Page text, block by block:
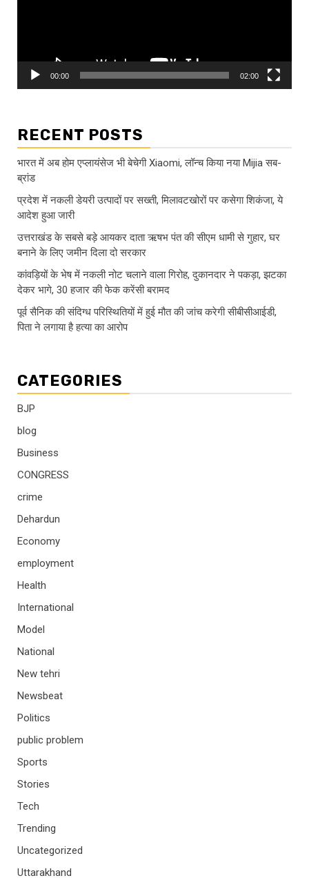
00:00 02:00
RECENT POSTS
भारत में अब होम एप्लायंसेज भी बेचेगी Xiaomi, लॉन्च किया नया Mijia सब-
ब्रांड
प्रदेश में नकली डेयरी उत्पादों पर सख्ती, मिलावटखोरों पर कसेगा शिकंजा, ये
आदेश हुआ जारी
उत्तराखंड के सबसे बड़े आयकर दाता ऋषभ पंत की सीएम धामी से गुहार, घर
बनाने के लिए जमीन दिला दो सरकार
कांवड़ियों के भेष में नकली नोट चलाने वाला गिरोह, दुकानदार ने पकड़ा, झटका
देकर भागे, 30 हजार की फेक करेंसी बरामद
पूर्व सैनिक की संदिग्ध परिस्थितियों में हुई मौत की जांच करेगी सीबीसीआईडी,
पिता ने लगाया है हत्या का आरोप
CATEGORIES
BJP
blog
Business
CONGRESS
crime
Dehardun
Economy
employment
Health
International
Model
National
New tehri
Newsbeat
Politics
public problem
Sports
Stories
Tech
Trending
Uncategorized
Uttarakhand